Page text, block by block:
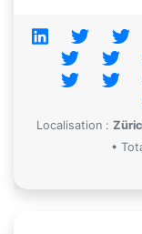
Localisation :
•